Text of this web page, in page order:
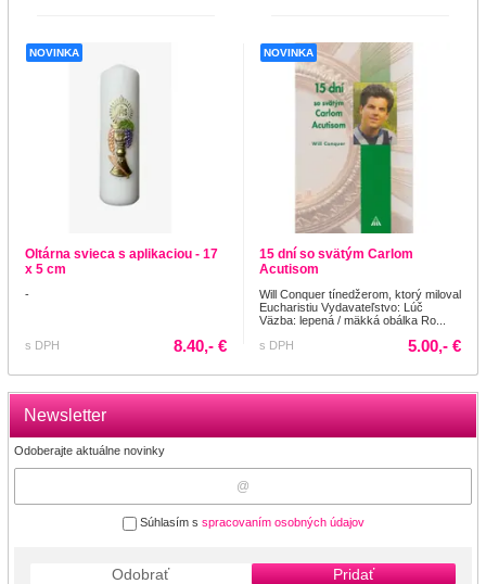
Newsletter
Odoberajte aktuálne novinky
Súhlasím s spracovaním osobných údajov
Odobrať Pridať
NOVINKA
Oltárna svieca s aplikaciou - 17
x 5 cm
-
s DPH 8.40,- €
NOVINKA
15 dní so svätým Carlom
Acutisom
Will Conquer tínedžerom, ktorý miloval
Eucharistiu Vydavateľstvo: Lúč
Väzba: lepená / mäkká obálka Ro...
s DPH
5.00,- €